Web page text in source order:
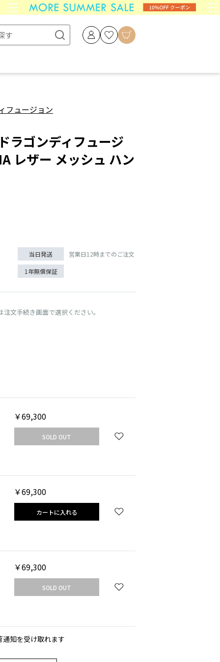
フュージョン
ゴンディフュージ
レザー メッシュ ハン
当日発送 営業日12時までのご注文
1年無償保証
文手続き画面で選択ください。
￥69,300
SOLD OUT
￥69,300
カートに入れる
￥69,300
SOLD OUT
通知を受け取れます